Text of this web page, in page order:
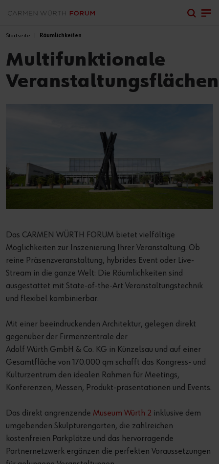
Startseite Räumlichkeiten
Multifunktionale
Veranstaltungsflächen
Das CARMEN WÜRTH FORUM bietet vielfältige
Möglichkeiten zur Inszenierung Ihrer Veranstaltung. Ob
reine Präsenzveranstaltung, hybrides Event oder Live-
Stream in die ganze Welt: Die Räumlichkeiten sind
ausgestattet mit State-of-the-Art Veranstaltungstechnik
und flexibel kombinierbar.
Mit einer beeindruckenden Architektur, gelegen direkt
gegenüber der Firmenzentrale der
Adolf Würth GmbH & Co. KG in Künzelsau und auf einer
Gesamtfläche von 170.000 qm schafft das Kongress- und
Kulturzentrum den idealen Rahmen für Meetings,
Konferenzen, Messen, Produkt-präsentationen und Events.
Das direkt angrenzende Museum Würth 2 inklusive dem
umgebenden Skulpturengarten, die zahlreichen
kostenfreien Parkplätze und das hervorragende
Partnernetzwerk ergänzen die perfekten Voraussetzungen